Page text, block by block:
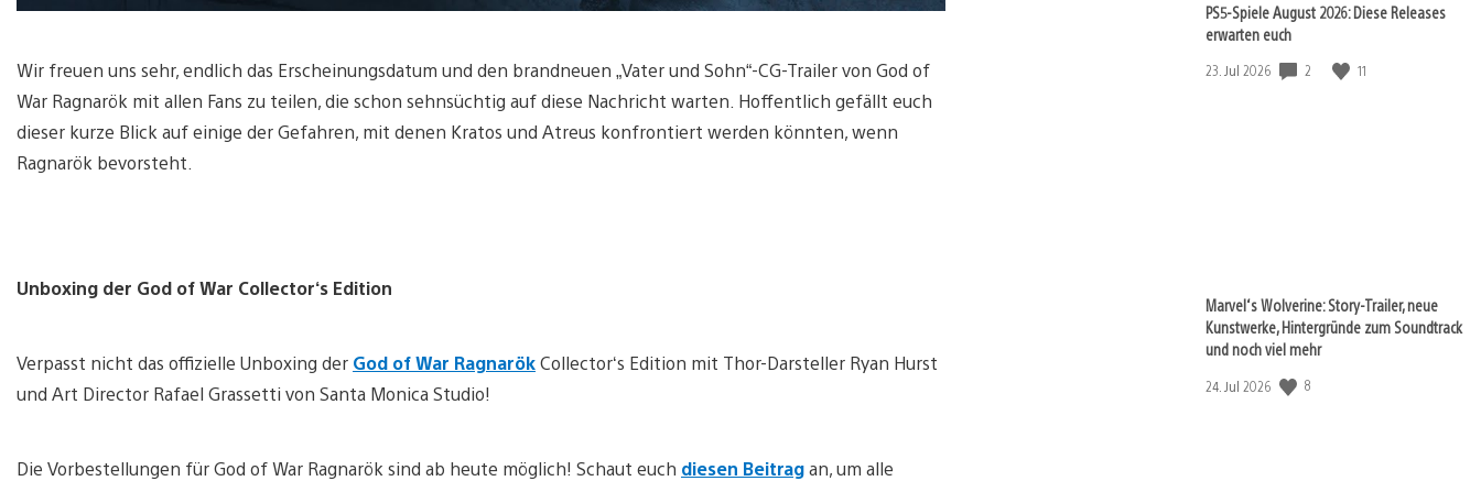
Wir freuen uns sehr, endlich das Erscheinungsdatum und den brandneuen „Vater und Sohn“-CG-Trailer von God of
War Ragnarök mit allen Fans zu teilen, die schon sehnsüchtig auf diese Nachricht warten. Hoffentlich gefällt euch
dieser kurze Blick auf einige der Gefahren, mit denen Kratos und Atreus konfrontiert werden könnten, wenn
Ragnarök bevorsteht.
Unboxing der God of War Collector‘s Edition
Verpasst nicht das offizielle Unboxing der God of War RagnarökCollector‘s Edition mit Thor-Darsteller Ryan Hurst
und Art Director Rafael Grassetti von Santa Monica Studio!
Die Vorbestellungen für God of War Ragnarök sind ab heute möglich! Schaut euch diesen Beitragan, um alle
PS5-Spiele August 2026: Diese Releases
erwarten euch
Veröffentlichungsdatum:
23. Jul 2026 2 11
Marvel‘s Wolverine: Story-Trailer, neue
Kunstwerke, Hintergründe zum Soundtrack
und noch viel mehr
Veröffentlichungsdatum:
24. Jul 2026 8